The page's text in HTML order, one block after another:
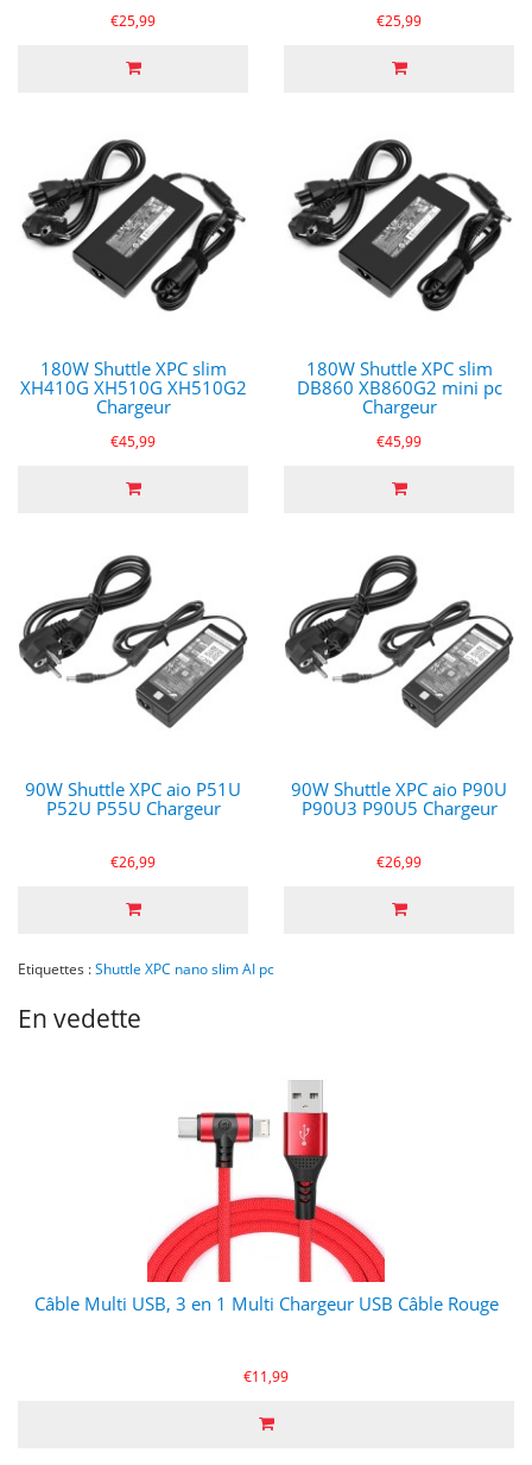
€25,99 €25,99
180W Shuttle XPC slim
XH410G XH510G XH510G2
Chargeur
€45,99
180W Shuttle XPC slim
DB860 XB860G2 mini pc
Chargeur
€45,99
90W Shuttle XPC aio P51U
P52U P55U Chargeur
€26,99
90W Shuttle XPC aio P90U
P90U3 P90U5 Chargeur
€26,99
Etiquettes :Shuttle XPC nano slim AI pc
En vedette
Câble Multi USB, 3 en 1 Multi Chargeur USB Câble Rouge
€11,99